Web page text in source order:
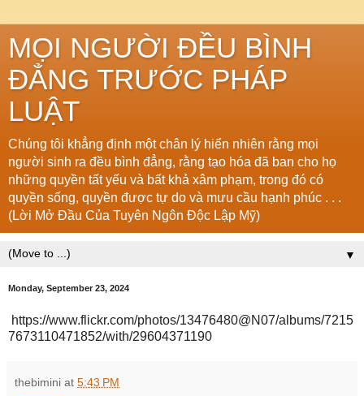
MỌI NGƯỜI ĐỀU BÌNH
ĐẲNG TRƯỚC PHÁP
LUẬT
Chúng tôi khẳng định một chân lý hiển nhiên rằng mọi
người sinh ra đều bình đẳng, rằng tạo hóa đã ban cho họ
những quyền tất yếu và bất khả xâm phạm, trong đó có
quyền sống, quyền được tự do và mưu cầu hạnh phúc . . .
(Lời Mở Đầu Của Tuyên Ngôn Độc Lập Mỹ)
▼
Monday, September 23, 2024
https://www.flickr.com/photos/13476480@N07/albums/7215
7673110471852/with/29604371190
thebimini at 5:43 PM